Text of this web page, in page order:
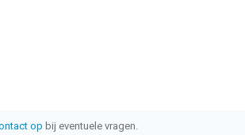
op bij eventuele vragen.